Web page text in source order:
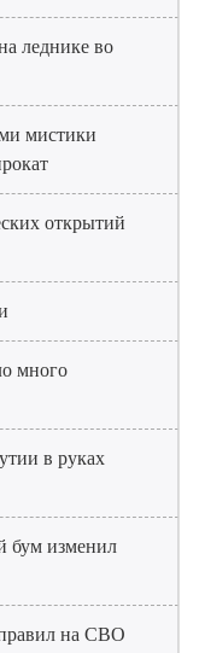
леднике во
мистики
открытий
много
в руках
бум изменил
на СВО